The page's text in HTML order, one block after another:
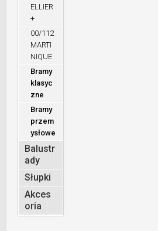
ELLIER
+
00/112
MARTI
NIQUE
Bramy
klasyc
zne
Bramy
przem
ysłowe
Balustr
ady
Słupki
Akces
oria